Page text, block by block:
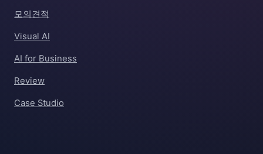
모의견적
Visual AI
AI for Business
Review
Case Studio